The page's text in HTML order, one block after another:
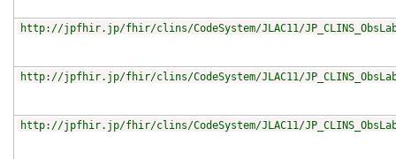
http://jpfhir.jp/fhir/clins/CodeSystem/JLAC11/
http://jpfhir.jp/fhir/clins/CodeSystem/JLAC11/
http://jpfhir.jp/fhir/clins/CodeSystem/JLAC11/